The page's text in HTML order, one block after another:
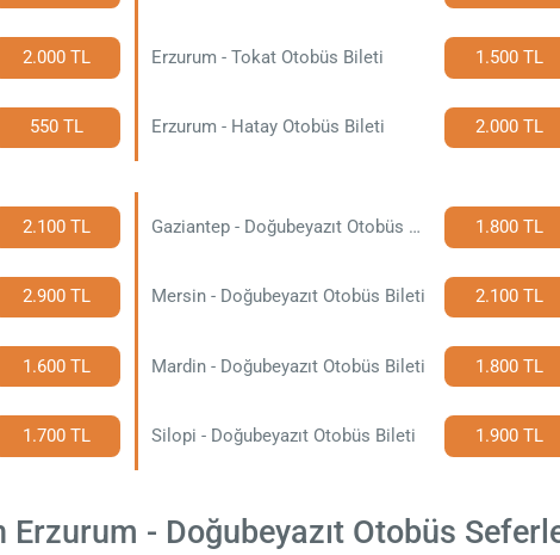
2.000 TL Erzurum - Tokat Otobüs Bileti 1.500 TL
550 TL Erzurum - Hatay Otobüs Bileti 2.000 TL
2.100 TL Gaziantep - Doğubeyazıt Otobüs Bileti 1.800 TL
2.900 TL Mersin - Doğubeyazıt Otobüs Bileti 2.100 TL
1.600 TL Mardin - Doğubeyazıt Otobüs Bileti 1.800 TL
1.700 TL Silopi - Doğubeyazıt Otobüs Bileti 1.900 TL
Erzurum - Doğubeyazıt Otobüs